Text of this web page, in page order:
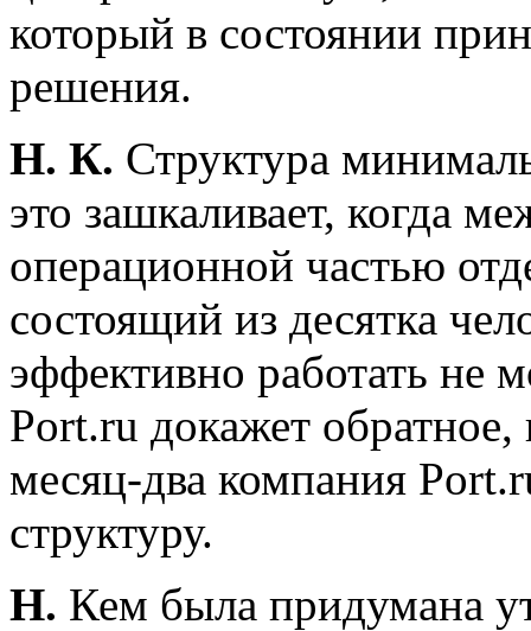
который в состоянии
решения.
Н. К. Структура
это зашкаливает, когда
операционной частью
состоящий из десятка
эффективно работать не
Port.ru докажет
месяц-два компания
структуру.
Н. Кем была придумана